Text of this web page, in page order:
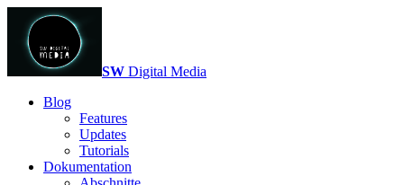
SW Digital Media
Blog
Features
Updates
Tutorials
Dokumentation